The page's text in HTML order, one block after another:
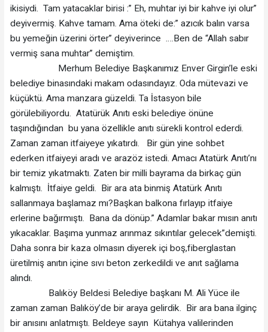
ikisiydi. Tam yatacaklar birisi :” Eh, muhtar iyi bir kahve iyi olur”
deyivermiş. Kahve tamam. Ama öteki de:” azıcık balın varsa
bu yemeğin üzerini örter” deyiverince ….Ben de “Allah sabır
vermiş sana muhtar” demiştim.
Merhum Belediye Başkanımız Enver Girgin’le eski
belediye binasındaki makam odasındayız. Oda mütevazi ve
küçüktü. Ama manzara güzeldi. Ta İstasyon bile
görülebiliyordu. Atatürük Anıtı eski belediye önüne
taşındığından bu yana özellikle anıtı sürekli kontrol ederdi.
Zaman zaman itfaiyeye yıkatırdı. Bir gün yine sohbet
ederken itfaiyeyi aradı ve arazöz istedi. Amacı Atatürk Anıtı’nı
bir temiz yıkatmaktı. Zaten bir milli bayrama da birkaç gün
kalmıştı. İtfaiye geldi. Bir ara ata binmiş Atatürk Anıtı
sallanmaya başlamaz mı?Başkan balkona fırlayıp itfaiye
erlerine bağırmıştı. Bana da dönüp.” Adamlar bakar mısın anıtı
yıkacaklar. Başıma yunmaz arınmaz sıkıntılar gelecek”demişti.
Daha sonra bir kaza olmasın diyerek içi boş,fiberglastan
üretilmiş anıtın içine sıvı beton zerkedildi ve anıt sağlama
alındı.
Balıköy Beldesi Belediye başkanı M. Ali Yüce ile
zaman zaman Balıköy’de bir araya gelirdik. Bir ara bana ilginç
bir anısını anlatmıştı. Beldeye sayın Kütahya valilerinden